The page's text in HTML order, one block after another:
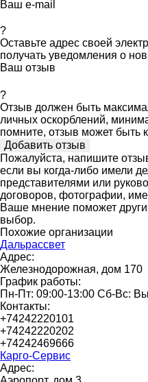
Ваш e-mail
?
Оставьте адрес своей
получать уведомления о
Ваш отзыв
?
Отзыв должен быть
личных оскорблений,
помните, отзыв может быть
Пожалуйста, напишите
если вы когда-либо имели
представителями или
договоров, фотографии,
Ваше мнение поможет
выбор.
Похожие организации
Дальрассвет
Адрес:
Железнодорожная, дом 170
График работы:
Пн-Пт: 09:00-13:00 Сб-Вс:
Контакты:
+74242220101
+74242220202
+74242469666
Карго-Сервис
Адрес: